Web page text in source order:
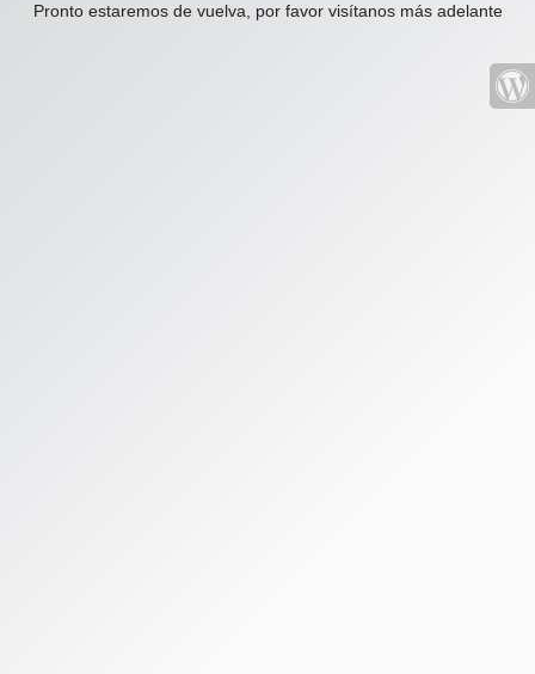
Pronto estaremos de vuelva, por favor visítanos más adelante